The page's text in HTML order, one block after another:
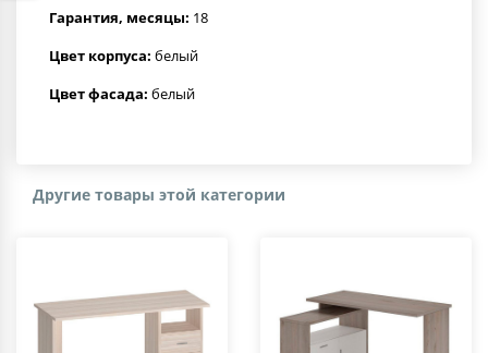
Гарантия, месяцы: 18
Цвет корпуса: белый
Цвет фасада: белый
Другие товары этой категории